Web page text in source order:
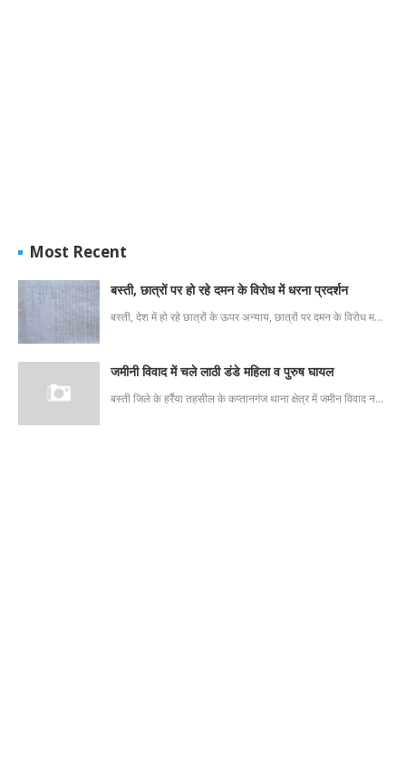
Most Recent
बस्ती, छात्रों पर हो रहे दमन के विरोध में धरना प्रदर्शन
बस्ती, देश में हो रहे छात्रों के ऊपर अन्याय, छात्रों पर दमन के विरोध म…
जमीनी विवाद में चले लाठी डंडे महिला व पुरुष घायल
बस्ती जिले के हर्रैया तहसील के कप्तानगंज थाना क्षेत्र में जमीन विवाद न…